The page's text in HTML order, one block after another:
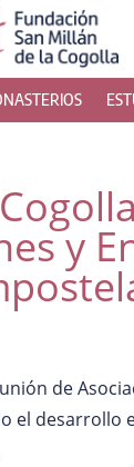
y
de
el desarrollo